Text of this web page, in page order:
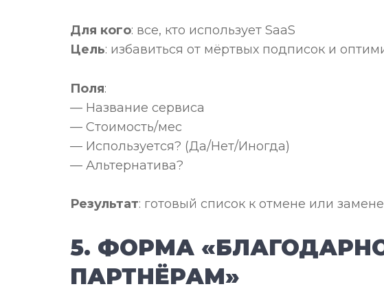
Для кого: все, кто использует SaaS
Цель: избавиться от мёртвых подписок и
Поля:
— Название сервиса
— Стоимость/мес
— Используется? (Да/Нет/Иногда)
— Альтернатива?
Результат: готовый список к отмене или
5. ФОРМА
ПАРТНЁРАМ»